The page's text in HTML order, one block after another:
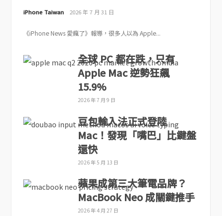
iPhone Taiwan 2026 年 7 月 31 日
《iPhone News 愛瘋了》報導，很多人以為 Apple...
全球 PC 都在跌，只有
Apple Mac 逆勢狂飆
15.9%
2026 年 7 月 9 日
豆包輸入法正式登陸
Mac！發現「嘴巴」比鍵盤
還快
2026 年 5 月 13 日
蘋果成第三大筆電品牌？
MacBook Neo 成關鍵推手
2026 年 4 月 27 日